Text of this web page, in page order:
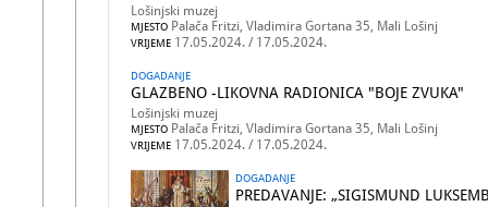
Lošinjski muzej
MJESTO Palača Fritzi, Vladimira Gortana 35, Mali Lošinj
VRIJEME 17.05.2024. / 17.05.2024.
DOGADANJE
GLAZBENO -LIKOVNA RADIONICA "BOJE ZVUKA"
Lošinjski muzej
MJESTO Palača Fritzi, Vladimira Gortana 35, Mali Lošinj
VRIJEME 17.05.2024. / 17.05.2024.
DOGADANJE
PREDAVANJE: „SIGISMUND